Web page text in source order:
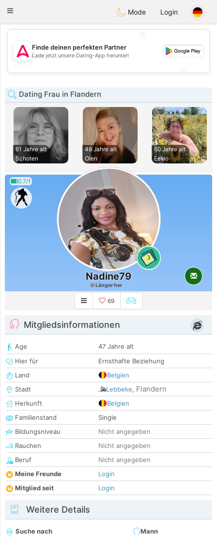
Tantôt
Toggle
Mode Login
💖
💕
Finde deinen perfekten Partner
Lade jetzt unsere Dating-App herunter!
Dating Frau in Flandern
61 Jahre alt
Schoten
48 Jahre alt
Olen
60 Jahre alt
Eeklo
0.7/1
3
Nadine79
Länger her
69
Mitgliedsinformationen
Age
47 Jahre alt
Hier für
Ernsthafte Beziehung
Land
Belgien
Stadt
Lebbeke, Flandern
Herkunft
Belgien
Familienstand
Single
Bildungsniveau
Nicht angegeben
Rauchen
Nicht angegeben
Beruf
Nicht angegeben
Meine Freunde
Login
Mitglied seit
Login
Weitere Details
Suche nach
Mann